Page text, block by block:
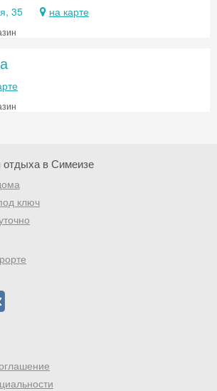
35 на карте
в Симеизе
ключ
Скидка −5%
Оставь почту и получи